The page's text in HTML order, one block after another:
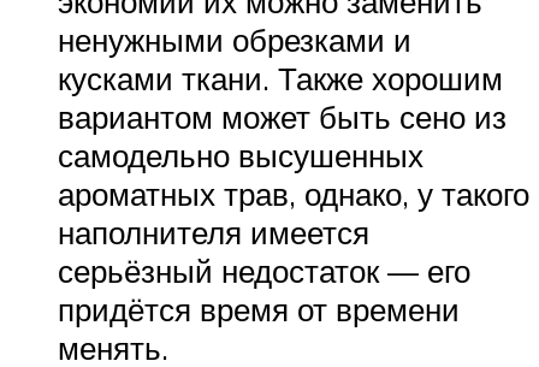
ненужными обрезками и
кусками ткани. Также хорошим
вариантом может быть сено из
самодельно высушенных
ароматных трав, однако, у такого
наполнителя имеется
серьёзный недостаток — его
придётся время от времени
менять.